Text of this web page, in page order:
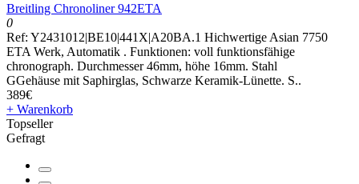
Breitling Chronoliner 942ETA
0
Ref: Y2431012|BE10|441X|A20BA.1 Hichwertige Asian 7750
ETA Werk, Automatik . Funktionen: voll funktionsfähige
chronograph. Durchmesser 46mm, höhe 16mm. Stahl
GGehäuse mit Saphirglas, Schwarze Keramik-Lünette. S..
389€
+ Warenkorb
Topseller
Gefragt